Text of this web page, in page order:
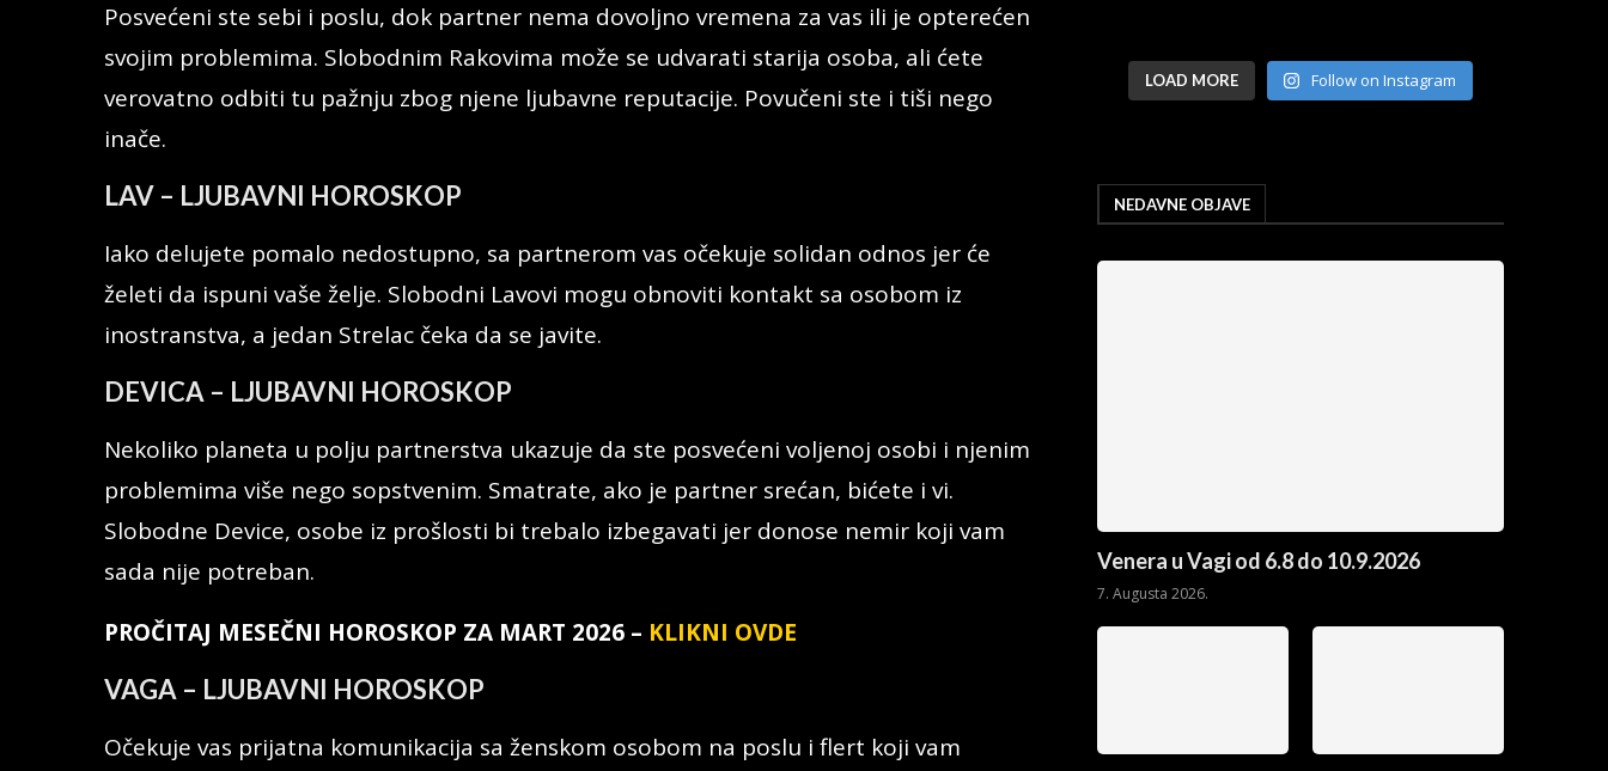
Posvećeni ste sebi i poslu, dok partner nema dovoljno vremena za vas ili je opterećen
svojim problemima. Slobodnim Rakovima može se udvarati starija osoba, ali ćete
verovatno odbiti tu pažnju zbog njene ljubavne reputacije. Povučeni ste i tiši nego
inače.
LAV – LJUBAVNI HOROSKOP
Iako delujete pomalo nedostupno, sa partnerom vas očekuje solidan odnos jer će
želeti da ispuni vaše želje. Slobodni Lavovi mogu obnoviti kontakt sa osobom iz
inostranstva, a jedan Strelac čeka da se javite.
DEVICA – LJUBAVNI HOROSKOP
Nekoliko planeta u polju partnerstva ukazuje da ste posvećeni voljenoj osobi i njenim
problemima više nego sopstvenim. Smatrate, ako je partner srećan, bićete i vi.
Slobodne Device, osobe iz prošlosti bi trebalo izbegavati jer donose nemir koji vam
sada nije potreban.
PROČITAJ MESEČNI HOROSKOP ZA MART 2026 – KLIKNI OVDE
VAGA – LJUBAVNI HOROSKOP
Očekuje vas prijatna komunikacija sa ženskom osobom na poslu i flert koji vam
LOAD MORE Follow on Instagram
NEDAVNE OBJAVE
Venera u Vagi od 6.8 do 10.9.2026
7. Augusta 2026.